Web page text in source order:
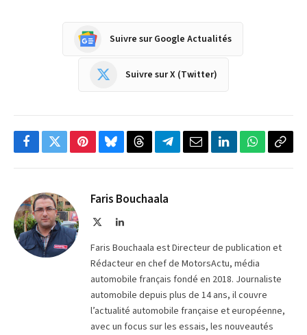
Suivre sur Google Actualités
Suivre sur X (Twitter)
Facebook
TwitterPinterestBlueskyThreadsPartager
Telegram
EmailLinkedInWhatsApp
Faris Bouchaala
LinkedIn
Faris Bouchaala est Directeur de publication et
Rédacteur en chef de MotorsActu, média
automobile français fondé en 2018. Journaliste
automobile depuis plus de 14 ans, il couvre
l’actualité automobile française et européenne,
avec un focus sur les essais, les nouveautés